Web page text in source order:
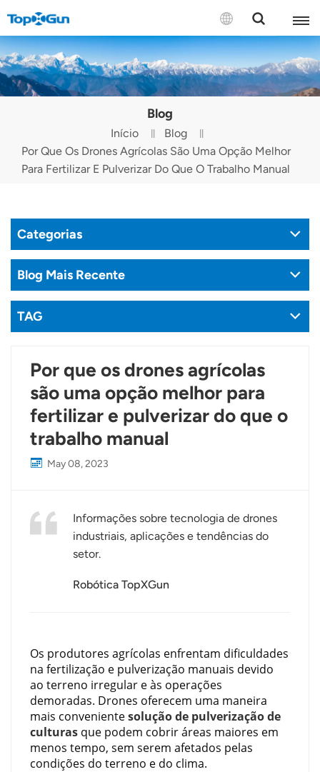
CONTATE-NOS
English
Русский
Português(Brasil)
Türkçe
Tiếng Việt
Blog
Início
Blog
Por Que Os Drones Agrícolas São Uma Opção Melhor
Para Fertilizar E Pulverizar Do Que O Trabalho Manual
Categorias
Blog Mais Recente
TAG
Por que os drones agrícolas
são uma opção melhor para
fertilizar e pulverizar do que o
trabalho manual
May 08, 2023
Informações sobre tecnologia de drones
industriais, aplicações e tendências do
setor.
Robótica TopXGun
Os produtores agrícolas enfrentam dificuldades
na fertilização e pulverização manuais devido
ao terreno irregular e às operações
demoradas. Drones oferecem uma maneira
mais convenientesolução de pulverização de
culturas que podem cobrir áreas maiores em
menos tempo, sem serem afetados pelas
condições do terreno e do clima.